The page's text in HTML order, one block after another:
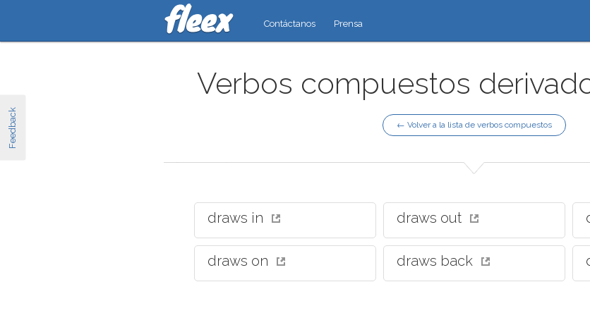
Feedback
Contáctanos Prensa
Verbos compuestos
← Volver a la lista de verbos compuestos
draws in draws out
draws on draws back